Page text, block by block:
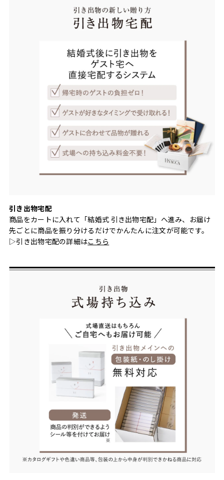
引き出物宅配
商品をカートに入れて「結婚式 引き出物宅配」へ進み、お届け
先ごとに商品を振り分けるだけでかんたんに注文が可能です。
▷引き出物宅配の詳細はこちら